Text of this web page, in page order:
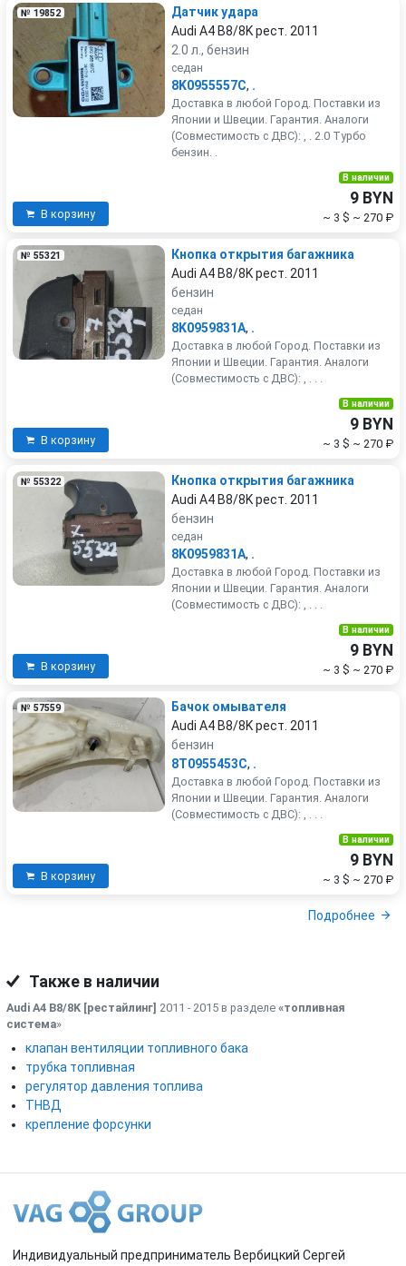
№ 19852
Датчик удара
Audi A4 B8/8K рест. 2011
2.0 л., бензин
седан
8K0955557C, .
Доставка в любой Город. Поставки из
Японии и Швеции. Гарантия. Аналоги
(Совместимость с ДВС): , . 2.0 Турбо
бензин. .
В корзину
В наличии
9 BYN
~ 3 $ ~ 270 ₽
№ 55321
Кнопка открытия багажника
Audi A4 B8/8K рест. 2011
бензин
седан
8K0959831A, .
Доставка в любой Город. Поставки из
Японии и Швеции. Гарантия. Аналоги
(Совместимость с ДВС): , . . .
В корзину
В наличии
9 BYN
~ 3 $ ~ 270 ₽
№ 55322
Кнопка открытия багажника
Audi A4 B8/8K рест. 2011
бензин
седан
8K0959831A, .
Доставка в любой Город. Поставки из
Японии и Швеции. Гарантия. Аналоги
(Совместимость с ДВС): , . . .
В корзину
В наличии
9 BYN
~ 3 $ ~ 270 ₽
№ 57559
Бачок омывателя
Audi A4 B8/8K рест. 2011
бензин
8T0955453C, .
Доставка в любой Город. Поставки из
Японии и Швеции. Гарантия. Аналоги
(Совместимость с ДВС): , . . .
В корзину
В наличии
9 BYN
~ 3 $ ~ 270 ₽
Подробнее
Также в наличии
Audi A4 B8/8K [рестайлинг] 2011 - 2015 в разделе «топливная
система»
клапан вентиляции топливного бака
трубка топливная
регулятор давления топлива
ТНВД
крепление форсунки
Индивидуальный предприниматель Вербицкий Сергей